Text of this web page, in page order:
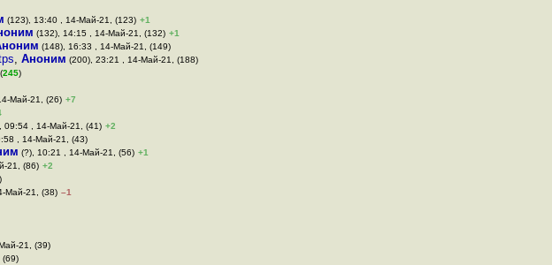
(123), 13:40 , 14-Май-21, (123) +1
(132), 14:15 , 14-Май-21, (132) +1
(148), 16:33 , 14-Май-21, (149)
, Аноним (200), 23:21 , 14-Май-21, (188)
245)
Май-21, (26) +7
09:54 , 14-Май-21, (41) +2
, 14-Май-21, (43)
(?), 10:21 , 14-Май-21, (56) +1
21, (86) +2
Май-21, (38) –1
21, (39)
(69)